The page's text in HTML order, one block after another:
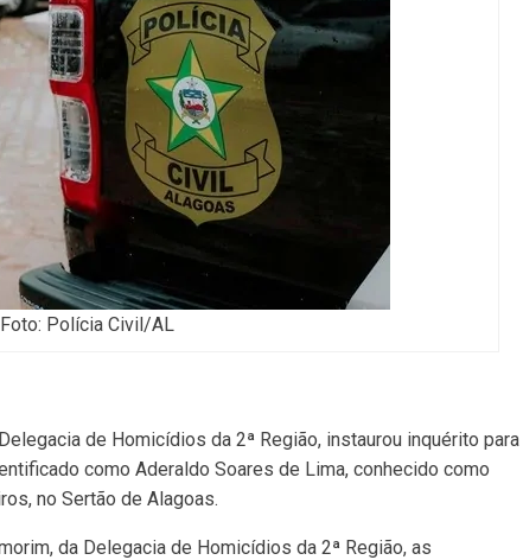
Foto: Polícia Civil/AL
de Homicídios da 2ª Região, instaurou inquérito para
como Aderaldo Soares de Lima, conhecido como
no Sertão de Alagoas.
da Delegacia de Homicídios da 2ª Região, as